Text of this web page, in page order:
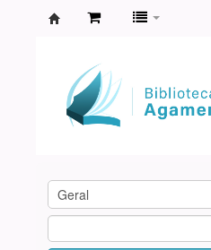
Agamenon
Magalhães